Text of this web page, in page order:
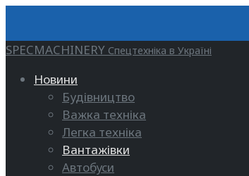
SPECMACHINERY Спецтехніка в Україні
Новини
Будівництво
Важка техніка
Легка техніка
Вантажівки
Автобуси